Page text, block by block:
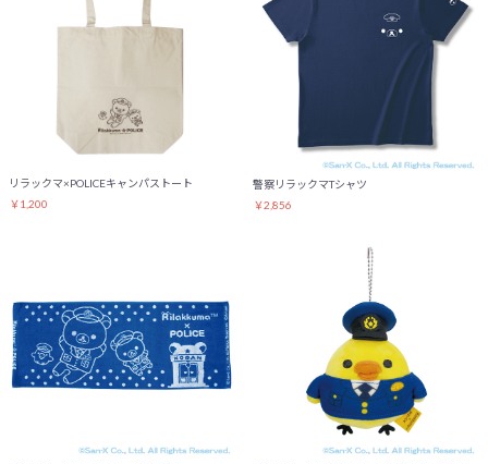
リラックマ×POLICEキャンパストート
￥1,200
警察リラックマTシャツ
￥2,856